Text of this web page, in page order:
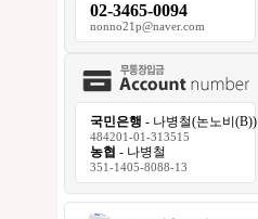
02-3465-0094
nonno21p@naver.com
국민은행 - 나병철(논노비(B))
484201-01-313515
농협 - 나병철
351-1405-8088-13